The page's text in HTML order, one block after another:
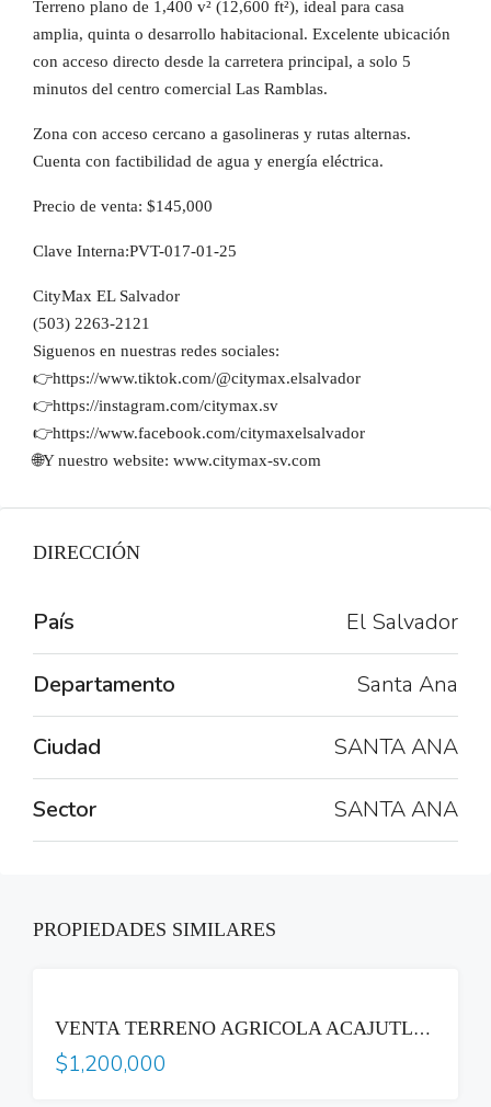
Terreno plano de 1,400 v² (12,600 ft²), ideal para casa
amplia, quinta o desarrollo habitacional. Excelente ubicación
con acceso directo desde la carretera principal, a solo 5
minutos del centro comercial Las Ramblas.
Zona con acceso cercano a gasolineras y rutas alternas.
Cuenta con factibilidad de agua y energía eléctrica.
Precio de venta: $145,000
Clave Interna:PVT-017-01-25
CityMax EL Salvador
(503) 2263-2121
Siguenos en nuestras redes sociales:
👉https://www.tiktok.com/@citymax.elsalvador
👉https://instagram.com/citymax.sv
👉https://www.facebook.com/citymaxelsalvador
🌐Y nuestro website: www.citymax-sv.com
DIRECCIÓN
País El Salvador
Departamento Santa Ana
Ciudad SANTA ANA
Sector SANTA ANA
PROPIEDADES SIMILARES
VENTA TERRENO AGRICOLA ACAJUTLA SONSONATE CON HACIENDA GANADERA
$1,200,000